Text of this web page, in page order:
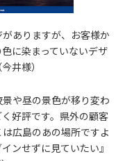
がありますが、お客様か
に染まっていないデザ
井様）
景や昼の景色が移り変わ
好評です。県外の顧客
広島のあの場所ですよ
ンせずに見ていたい』